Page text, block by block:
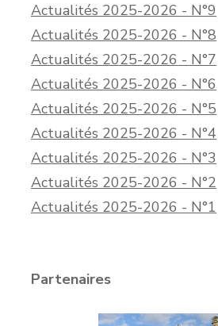
Actualités 2025-2026 - N°9
Actualités 2025-2026 - N°8
Actualités 2025-2026 - N°7
Actualités 2025-2026 - N°6
Actualités 2025-2026 - N°5
Actualités 2025-2026 - N°4
Actualités 2025-2026 - N°3
Actualités 2025-2026 - N°2
Actualités 2025-2026 - N°1
Partenaires